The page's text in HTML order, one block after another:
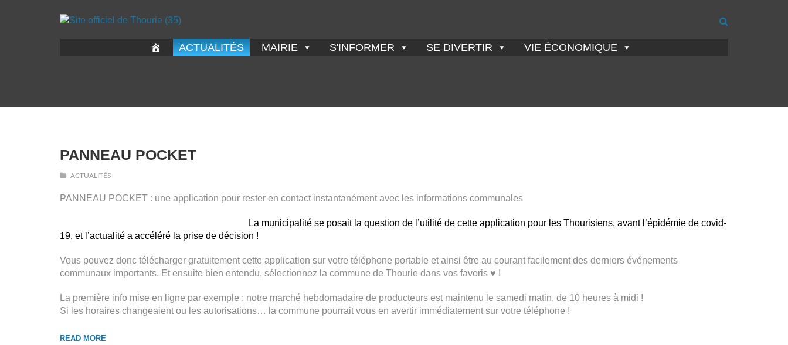
ACTUALITÉS MAIRIE S'INFORMER SE DIVERTIR VIE ÉCONOMIQUE
PANNEAU POCKET
ACTUALITÉS
PANNEAU POCKET : une application pour rester en contact instantanément avec les informations communales
La municipalité se posait la question de l’utilité de cette application pour les Thourisiens, avant l’épidémie de covid-
19, et l’actualité a accéléré la prise de décision !
Vous pouvez donc télécharger gratuitement cette application sur votre téléphone portable et ainsi être au courant facilement des derniers événements
communaux importants. Et ensuite bien entendu, sélectionnez la commune de Thourie dans vos favoris ♥ !
La première info mise en ligne par exemple : notre marché hebdomadaire de producteurs est maintenu le samedi matin, de 10 heures à midi !
Si les horaires changeaient ou les autorisations… la commune pourrait vous en avertir immédiatement sur votre téléphone !
READ MORE